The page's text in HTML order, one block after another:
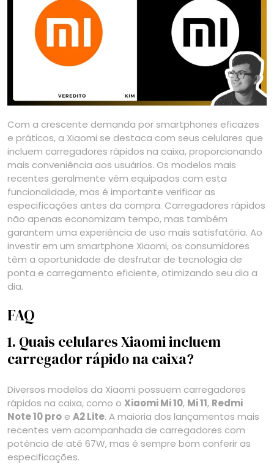
Com a crescente demanda por smartphones eficazes
e práticos, a Xiaomi se destaca com seus celulares que
incluem carregadores rápidos na caixa, proporcionando
mais conveniência aos usuários. Os modelos mais
recentes geralmente vêm equipados com esta
funcionalidade, mas é importante verificar as
especificações antes da compra. Carregadores rápidos
não apenas economizam tempo, mas também
garantem uma experiência de uso mais satisfatória. Ao
investir em um smartphone Xiaomi, os consumidores
têm a oportunidade de desfrutar de tecnologia de
ponta e carregamento eficiente, otimizando seu dia a
dia.
FAQ
1. Quais celulares Xiaomi incluem
carregador rápido na caixa?
Diversos modelos da Xiaomi possuem carregadores
rápidos na caixa, como o Xiaomi Mi 10, Mi 11, Redmi
Note 10 pro e A2 Lite. A maioria dos lançamentos mais
recentes vem acompanhada de carregadores com
potência de até 67W, mas é sempre bom conferir as
especificações.